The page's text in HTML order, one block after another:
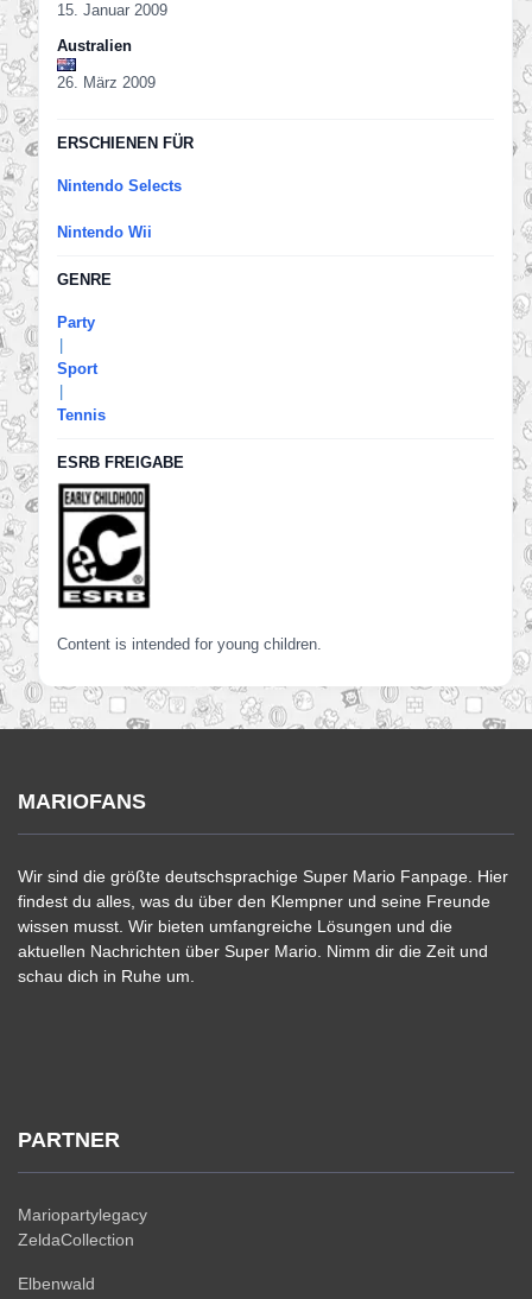
15. Januar 2009
Australien
26. März 2009
ERSCHIENEN FÜR
Nintendo Selects
Nintendo Wii
GENRE
Party
Sport
Tennis
ESRB FREIGABE
Content is intended for young children.
MARIOFANS
Wir sind die größte deutschsprachige Super Mario Fanpage. Hier
findest du alles, was du über den Klempner und seine Freunde
wissen musst. Wir bieten umfangreiche Lösungen und die
aktuellen Nachrichten über Super Mario. Nimm dir die Zeit und
schau dich in Ruhe um.
PARTNER
Mariopartylegacy
ZeldaCollection
Elbenwald